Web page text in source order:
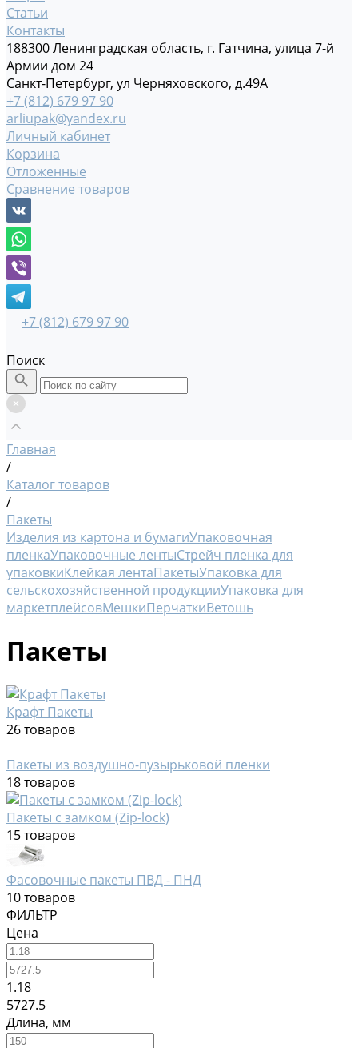
Статьи
Контакты
188300 Ленинградская область, г. Гатчина, улица 7-й
Армии дом 24
Санкт-Петербург, ул Черняховского, д.49А
+7 (812) 679 97 90
arliupak@yandex.ru
Личный кабинет
Корзина
Отложенные
Сравнение товаров
+7 (812) 679 97 90
Поиск
Главная
/
Каталог товаров
/
Пакеты
Изделия из картона и бумагиУпаковочная
пленкаУпаковочные лентыСтрейч пленка для
упаковкиКлейкая лентаПакетыУпаковка для
сельскохозяйственной продукцииУпаковка для
маркетплейсовМешкиПерчаткиВетошь
Пакеты
Крафт Пакеты
26 товаров
Пакеты из воздушно-пузырьковой пленки
18 товаров
Пакеты с замком (Zip-lock)
15 товаров
Фасовочные пакеты ПВД - ПНД
10 товаров
ФИЛЬТР
Цена
1.18
5727.5
Длина, мм